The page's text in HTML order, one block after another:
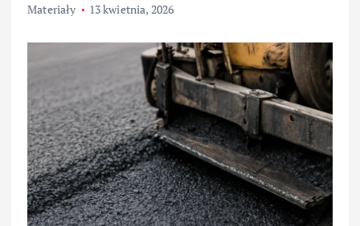
Materiały 13 kwietnia, 2026